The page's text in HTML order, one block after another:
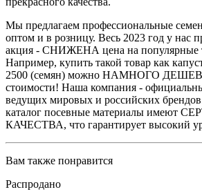
Мы предлагаем профессиональные
оптом и в розницу. Весь 2023 год у нас
акция - СНИЖЕНА цена на популярные
Например, купить такой товар как
2500 (семян) можно НАМНОГО
стоимости! Наша компания -
ведущих мировых и российских
каталог посевные материалы имеют
КАЧЕСТВА, что гарантирует высокий
Вам также понравится
Распродано